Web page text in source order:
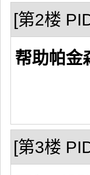
[第2楼
帮助帕金
[第3楼